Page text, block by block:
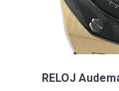
RELOJ